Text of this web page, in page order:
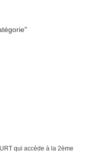
qui accède à la 2ème